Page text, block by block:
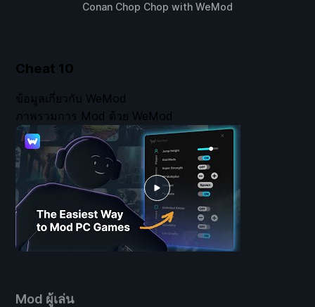
Conan Chop Chop with WeMod
Cheat 10
Mod ผู้เล่น
ข้อมูลเกี่ยวกับ WeMod
ภาพรวมการ Mod ด้วย WeMod